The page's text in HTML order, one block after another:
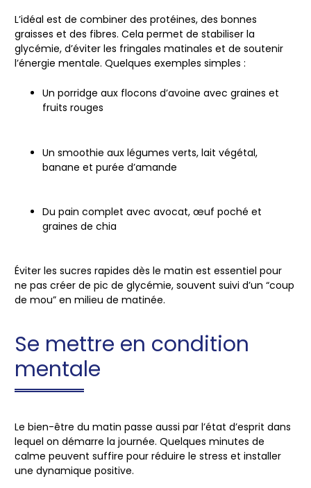
L’idéal est de combiner des protéines, des bonnes
graisses et des fibres. Cela permet de stabiliser la
glycémie, d’éviter les fringales matinales et de soutenir
l’énergie mentale. Quelques exemples simples :
Un porridge aux flocons d’avoine avec graines et
fruits rouges
Un smoothie aux légumes verts, lait végétal,
banane et purée d’amande
Du pain complet avec avocat, œuf poché et
graines de chia
Éviter les sucres rapides dès le matin est essentiel pour
ne pas créer de pic de glycémie, souvent suivi d’un “coup
de mou” en milieu de matinée.
Se mettre en condition
mentale
Le bien-être du matin passe aussi par l’état d’esprit dans
lequel on démarre la journée. Quelques minutes de
calme peuvent suffire pour réduire le stress et installer
une dynamique positive.